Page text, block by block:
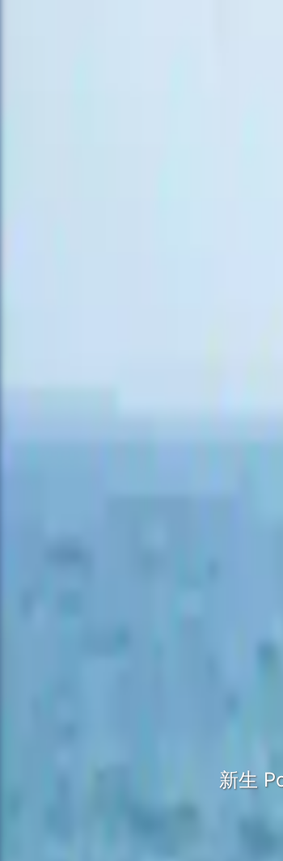
新生